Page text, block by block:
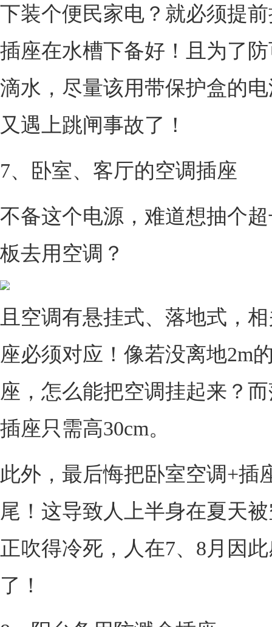
下装个便民家电？就必须提
插座在水槽下备好！且为了
滴水，尽量该用带保护盒的
又遇上跳闸事故了！
7、卧室、客厅的空调插座
不备这个电源，难道想抽个
板去用空调？
且空调有悬挂式、落地式，
座必须对应！像若没离地2m
座，怎么能把空调挂起来？
插座只需高30cm。
此外，最后悔把卧室空调+插
尾！这导致人上半身在夏天
正吹得冷死，人在7、8月因
了！